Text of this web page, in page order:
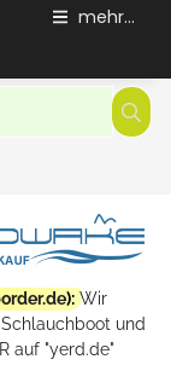
mehr...
): Wir
und
auf "yerd.de"